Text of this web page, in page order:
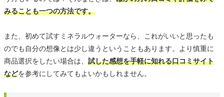
みることも一つの方法です。
また、初めて試すミネラルウォーターなら、これがいいと思ったも
のでも自分の想像とは少し違うということもあります。より慎重に
商品選択をしたい場合は、 試した感想を手軽に知れる口コミサイト
などを参考にしてみてもよいかもしれません。